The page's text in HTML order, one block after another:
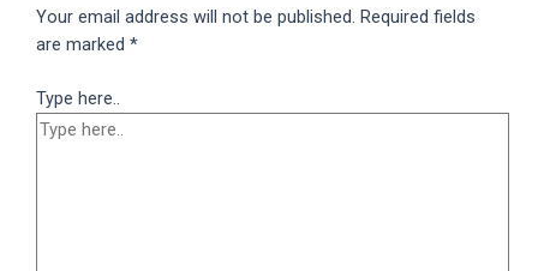
Your email address will not be published. Required fields
are marked*
Type here..